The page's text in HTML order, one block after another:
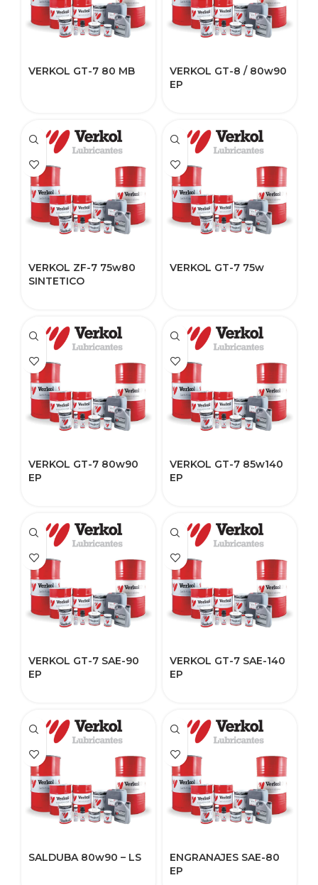
VERKOL GT-7 80 MB
VERKOL GT-8 / 80w90
EP
VERKOL ZF-7 75w80
SINTETICO
VERKOL GT-7 75w
VERKOL GT-7 80w90
EP
VERKOL GT-7 85w140
EP
VERKOL GT-7 SAE-90
EP
VERKOL GT-7 SAE-140
EP
SALDUBA 80w90 – LS
ENGRANAJES SAE-80
EP